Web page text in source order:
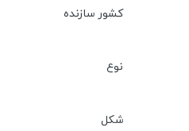
کشور سازنده
نوع
شکل